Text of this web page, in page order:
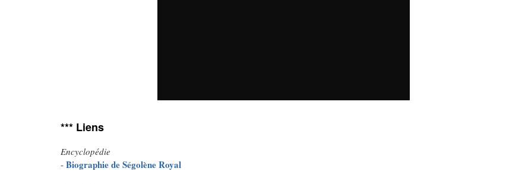
*** Liens
Encyclopédie
- Biographie de Ségolène Royal